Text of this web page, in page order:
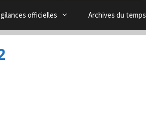
officielles Archives du temps